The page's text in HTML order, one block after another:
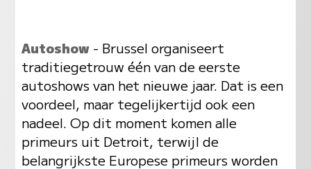
Autoshow- Brussel organiseert
traditiegetrouw één van de eerste
autoshows van het nieuwe jaar. Dat is een
voordeel, maar tegelijkertijd ook een
nadeel. Op dit moment komen alle
primeurs uit Detroit, terwijl de
belangrijkste Europese primeurs worden